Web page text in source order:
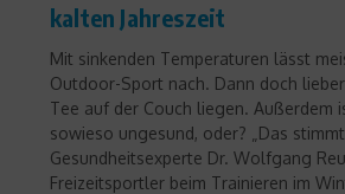
kalten Jahreszeit
Mit sinkenden Temperaturen lässt
Outdoor-Sport nach. Dann doch
Tee auf der Couch liegen. Außerdem
sowieso ungesund, oder? „Das
Gesundheitsexperte Dr. Wolfgang
Freizeitsportler beim Trainieren im